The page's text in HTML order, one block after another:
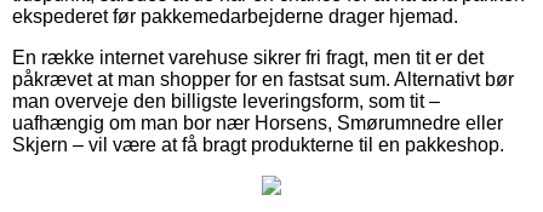
ekspederet før pakkemedarbejderne drager hjemad.
En række internet varehuse sikrer fri fragt, men tit er det
påkrævet at man shopper for en fastsat sum. Alternativt bør
man overveje den billigste leveringsform, som tit –
uafhængig om man bor nær Horsens, Smørumnedre eller
Skjern – vil være at få bragt produkterne til en pakkeshop.